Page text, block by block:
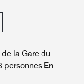
la Gare du
personnes En